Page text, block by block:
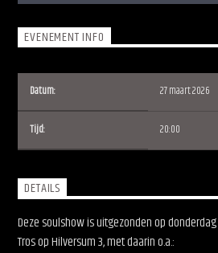
EVENEMENT INFO
Datum: 27 maart 2026
Tijd: 20:00
DETAILS
Deze soulshow is uitgezonden op donderdag
Tros op Hilversum 3, met daarin o.a.: